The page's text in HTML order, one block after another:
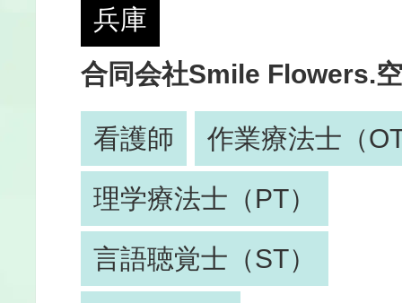
兵庫
合同会社Smile Flowers.空
看護師 作業療法士（
理学療法士（PT）
言語聴覚士（ST）